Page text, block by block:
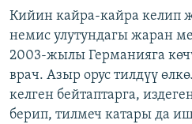
Кийин кайра-кайра келип
немис улутундагы жаран
2003-жылы Германияга
врач. Азыр орус тилдүү
келген бейтаптарга,
берип, тилмеч катары да